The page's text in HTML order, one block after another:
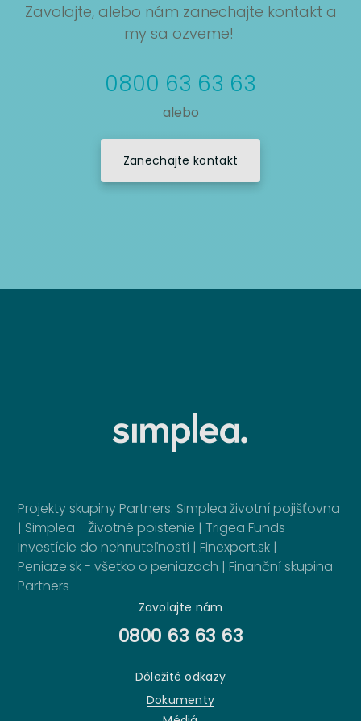
Zavolajte, alebo nám zanechajte kontakt a
my sa ozveme!
0800 63 63 63
alebo
Zanechajte kontakt
Dôležité odkazy
Dokumenty
Zavolajte nám
0800 63 63 63
Projekty skupiny Partners: Simplea životní pojišťovna
| Simplea - Životné poistenie |Trigea Funds -
Investície do nehnuteľností |Finexpert.sk |
Peniaze.sk - všetko o peniazoch |Finanční skupina
Partners